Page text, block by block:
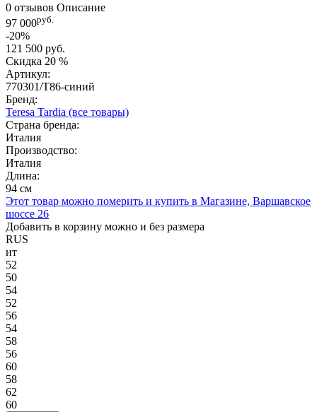
0 отзывов Описание
97 000руб.
-20%
121 500 руб.
Скидка 20 %
Артикул:
770301/T86-синий
Бренд:
Teresa Tardia (все товары)
Страна бренда:
Италия
Производство:
Италия
Длина:
94 см
Этот товар можно померить и купить в Магазине, Варшавское
шоссе 26
Добавить в корзину можно и без размера
RUS
ит
52
50
54
52
56
54
58
56
60
58
62
60